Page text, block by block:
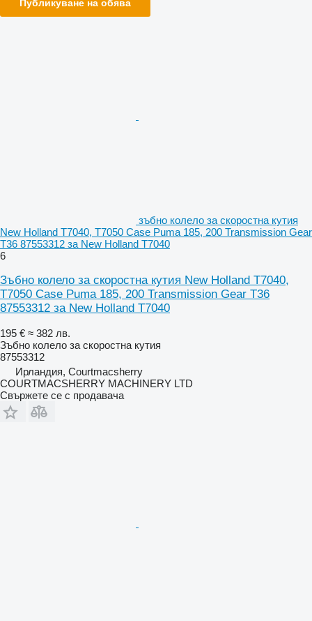
Публикуване на обява
зъбно колело за скоростна кутия
New Holland T7040, T7050 Case Puma 185, 200 Transmission Gear
T36 87553312 за New Holland T7040
6
Зъбно колело за скоростна кутия New Holland T7040,
T7050 Case Puma 185, 200 Transmission Gear T36
87553312 за New Holland T7040
195 € ≈ 382 лв.
Зъбно колело за скоростна кутия
87553312
Ирландия, Courtmacsherry
COURTMACSHERRY MACHINERY LTD
Свържете се с продавача